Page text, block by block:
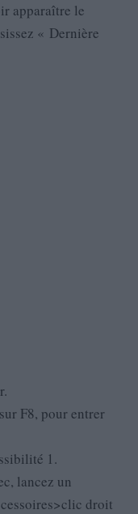
apparaître le
« Dernière
F8, pour entrer
1.
lancez un
droit